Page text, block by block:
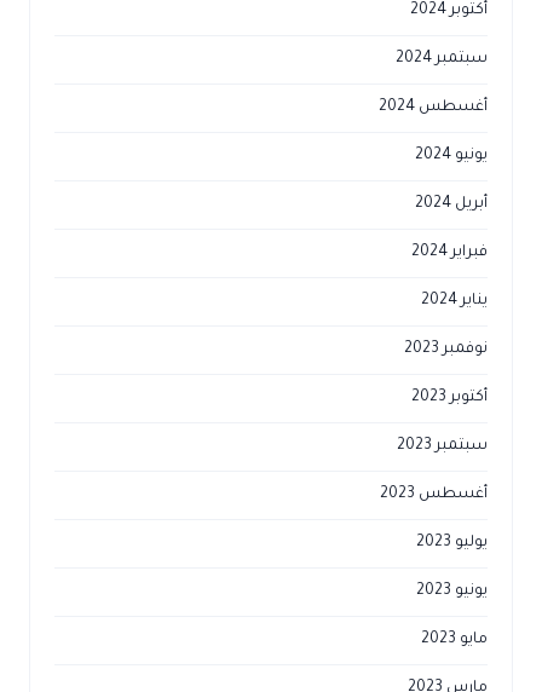
أكتوبر 2024
سبتمبر 2024
أغسطس 2024
يونيو 2024
أبريل 2024
فبراير 2024
يناير 2024
نوفمبر 2023
أكتوبر 2023
سبتمبر 2023
أغسطس 2023
يوليو 2023
يونيو 2023
مايو 2023
مارس 2023